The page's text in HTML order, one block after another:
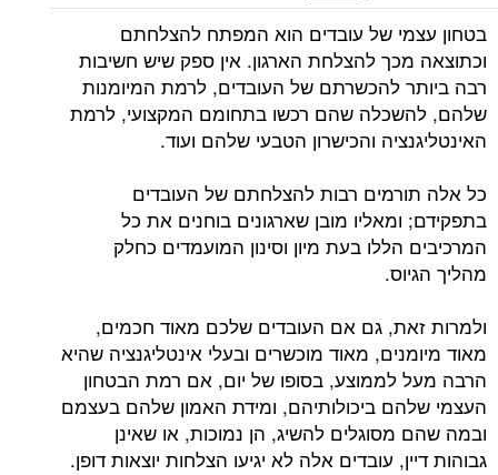
בטחון עצמי של עובדים הוא המפתח להצלחתם
וכתוצאה מכך להצלחת הארגון. אין ספק שיש חשיבות
רבה ביותר להכשרתם של העובדים, לרמת המיומנות
שלהם, להשכלה שהם רכשו בתחומם המקצועי, לרמת
האינטליגנציה והכישרון הטבעי שלהם ועוד.
כל אלה תורמים רבות להצלחתם של העובדים
בתפקידם; ומאליו מובן שארגונים בוחנים את כל
המרכיבים הללו בעת מיון וסינון המועמדים כחלק
מהליך הגיוס.
ולמרות זאת, גם אם העובדים שלכם מאוד חכמים,
מאוד מיומנים, מאוד מוכשרים ובעלי אינטליגנציה שהיא
הרבה מעל לממוצע, בסופו של יום, אם רמת הבטחון
העצמי שלהם ביכולותיהם, ומידת האמון שלהם בעצמם
ובמה שהם מסוגלים להשיג, הן נמוכות, או שאינן
גבוהות דיין, עובדים אלה לא יגיעו הצלחות יוצאות דופן.